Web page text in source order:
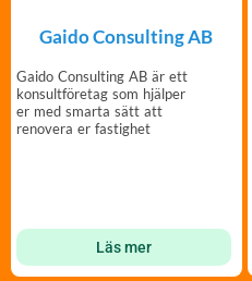
Gaido Consulting AB
Gaido Consulting AB är ett
konsultföretag som hjälper
er med smarta sätt att
renovera er fastighet
Läs mer